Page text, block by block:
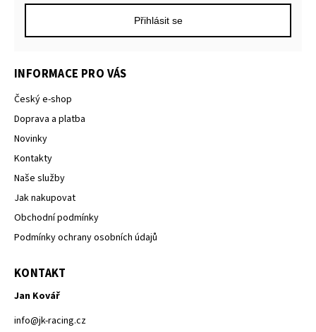
INFORMACE PRO VÁS
Český e-shop
Doprava a platba
Novinky
Kontakty
Naše služby
Jak nakupovat
Obchodní podmínky
Podmínky ochrany osobních údajů
KONTAKT
Jan Kovář
info@jk-racing.cz
Přihlásit se